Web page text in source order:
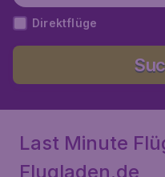
nsacola),
Direktflüge
Last Minute
Flugladen.de